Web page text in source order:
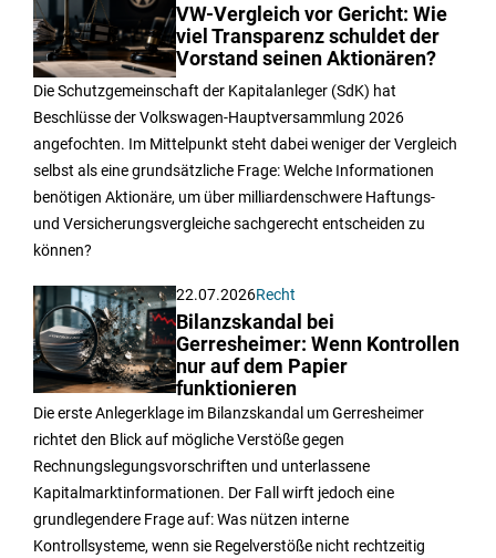
VW-Vergleich vor Gericht: Wie
viel Transparenz schuldet der
Vorstand seinen Aktionären?
Die Schutzgemeinschaft der Kapitalanleger (SdK) hat
Beschlüsse der Volkswagen-Hauptversammlung 2026
angefochten. Im Mittelpunkt steht dabei weniger der Vergleich
selbst als eine grundsätzliche Frage: Welche Informationen
benötigen Aktionäre, um über milliardenschwere Haftungs-
und Versicherungsvergleiche sachgerecht entscheiden zu
können?
22.07.2026Recht
Bilanzskandal bei
Gerresheimer: Wenn Kontrollen
nur auf dem Papier
funktionieren
Die erste Anlegerklage im Bilanzskandal um Gerresheimer
richtet den Blick auf mögliche Verstöße gegen
Rechnungslegungsvorschriften und unterlassene
Kapitalmarktinformationen. Der Fall wirft jedoch eine
grundlegendere Frage auf: Was nützen interne
Kontrollsysteme, wenn sie Regelverstöße nicht rechtzeitig